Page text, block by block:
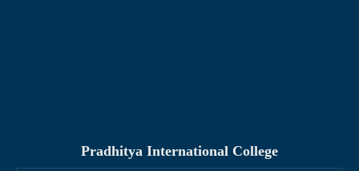
Pradhitya International College